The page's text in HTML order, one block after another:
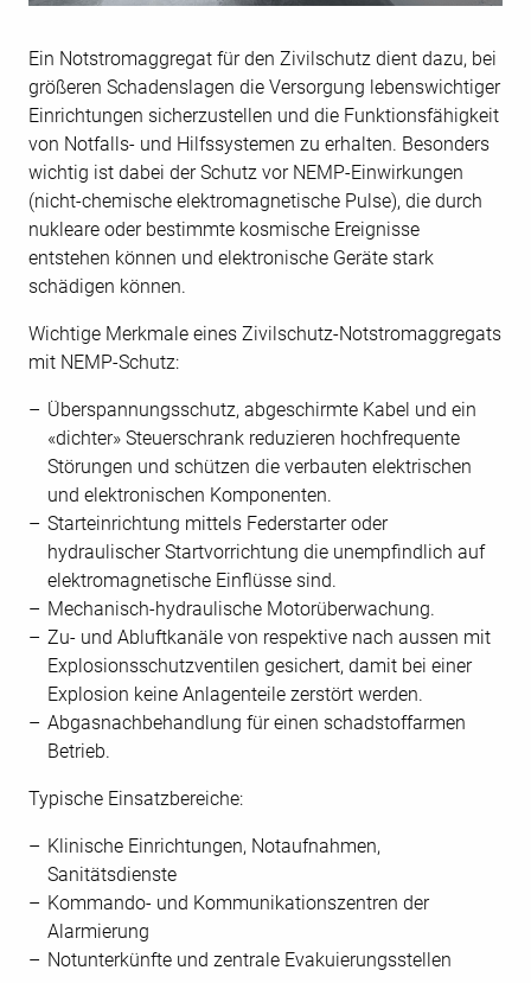
Ein Notstromaggregat für den Zivilschutz dient dazu, bei
größeren Schadenslagen die Versorgung lebenswichtiger
Einrichtungen sicherzustellen und die Funktionsfähigkeit
von Notfalls- und Hilfssystemen zu erhalten. Besonders
wichtig ist dabei der Schutz vor NEMP-Einwirkungen
(nicht-chemische elektromagnetische Pulse), die durch
nukleare oder bestimmte kosmische Ereignisse
entstehen können und elektronische Geräte stark
schädigen können.
Wichtige Merkmale eines Zivilschutz-Notstromaggregats
mit NEMP-Schutz:
Überspannungsschutz, abgeschirmte Kabel und ein
«dichter» Steuerschrank reduzieren hochfrequente
Störungen und schützen die verbauten elektrischen
und elektronischen Komponenten.
Starteinrichtung mittels Federstarter oder
hydraulischer Startvorrichtung die unempfindlich auf
elektromagnetische Einflüsse sind.
Mechanisch-hydraulische Motorüberwachung.
Zu- und Abluftkanäle von respektive nach aussen mit
Explosionsschutzventilen gesichert, damit bei einer
Explosion keine Anlagenteile zerstört werden.
Abgasnachbehandlung für einen schadstoffarmen
Betrieb.
Typische Einsatzbereiche:
Klinische Einrichtungen, Notaufnahmen,
Sanitätsdienste
Kommando- und Kommunikationszentren der
Alarmierung
Notunterkünfte und zentrale Evakuierungsstellen